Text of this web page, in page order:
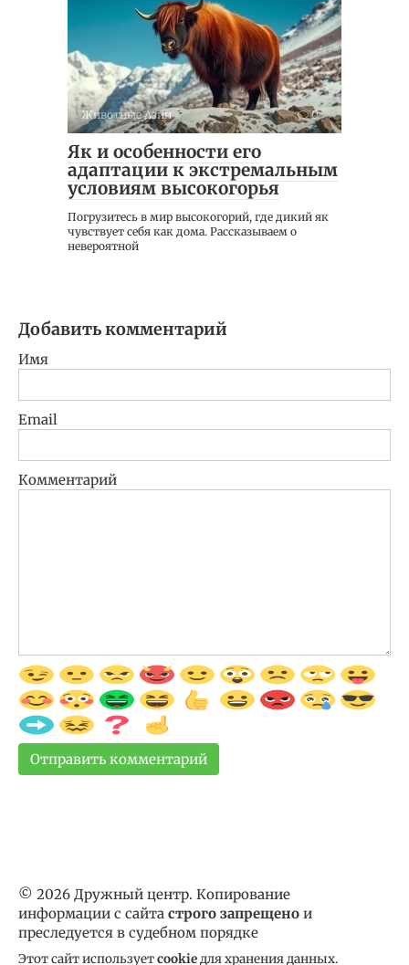
Животные Азии 0
Як и особенности его
адаптации к экстремальным
условиям высокогорья
Погрузитесь в мир высокогорий, где дикий як
чувствует себя как дома. Рассказываем о
невероятной
Добавить комментарий
Имя
Email
Комментарий
© 2026 Дружный центр. Копирование
информации с сайта строго запрещено и
преследуется в судебном порядке
Этот сайт используетcookieдля хранения данных.